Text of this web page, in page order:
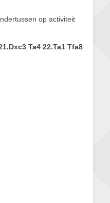
op activiteit
Ta4 22.Ta1 Tfa8